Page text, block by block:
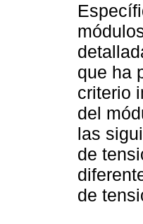
que ha
criterio
del
las
de
de